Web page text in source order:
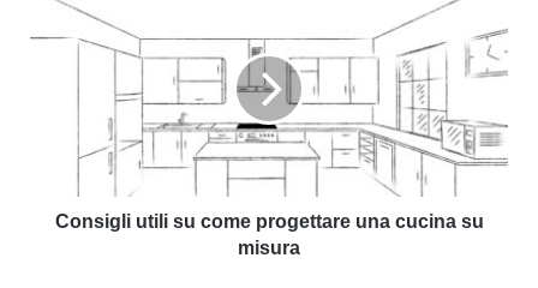
Consigli utili su come progettare una cucina su
misura